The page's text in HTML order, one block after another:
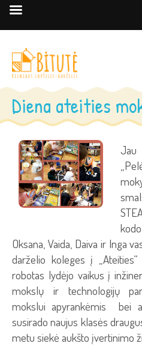
Diena ateities
Oksana, Vaida, Daiva ir Inga
darželio koleges į
robotas lydėjo vaikus į
mokslų ir technologijų
mokslui apyrankėmis bei
susirado naujus klasės
metu siekė aukšto įvertinimo